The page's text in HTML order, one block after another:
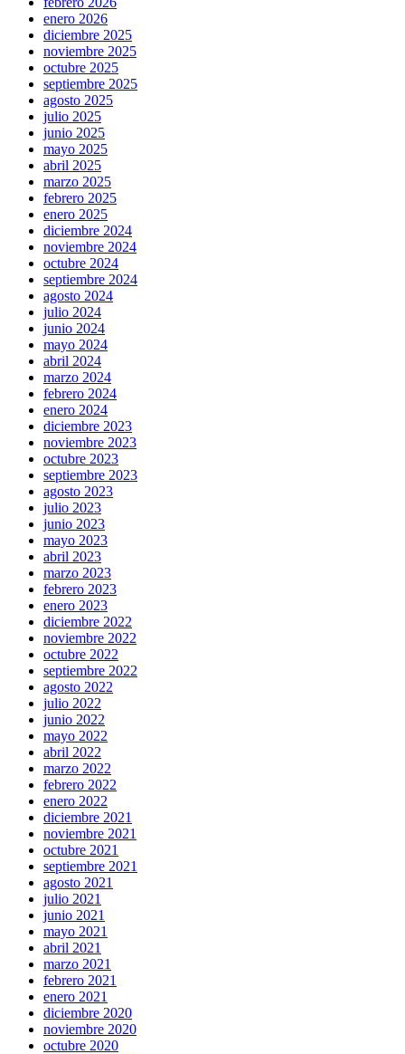
enero 2026
diciembre 2025
noviembre 2025
octubre 2025
septiembre 2025
agosto 2025
julio 2025
junio 2025
mayo 2025
abril 2025
marzo 2025
febrero 2025
enero 2025
diciembre 2024
noviembre 2024
octubre 2024
septiembre 2024
agosto 2024
julio 2024
junio 2024
mayo 2024
abril 2024
marzo 2024
febrero 2024
enero 2024
diciembre 2023
noviembre 2023
octubre 2023
septiembre 2023
agosto 2023
julio 2023
junio 2023
mayo 2023
abril 2023
marzo 2023
febrero 2023
enero 2023
diciembre 2022
noviembre 2022
octubre 2022
septiembre 2022
agosto 2022
julio 2022
junio 2022
mayo 2022
abril 2022
marzo 2022
febrero 2022
enero 2022
diciembre 2021
noviembre 2021
octubre 2021
septiembre 2021
agosto 2021
julio 2021
junio 2021
mayo 2021
abril 2021
marzo 2021
febrero 2021
enero 2021
diciembre 2020
noviembre 2020
octubre 2020